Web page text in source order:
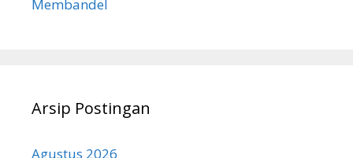
Membandel
Arsip Postingan
Agustus 2026